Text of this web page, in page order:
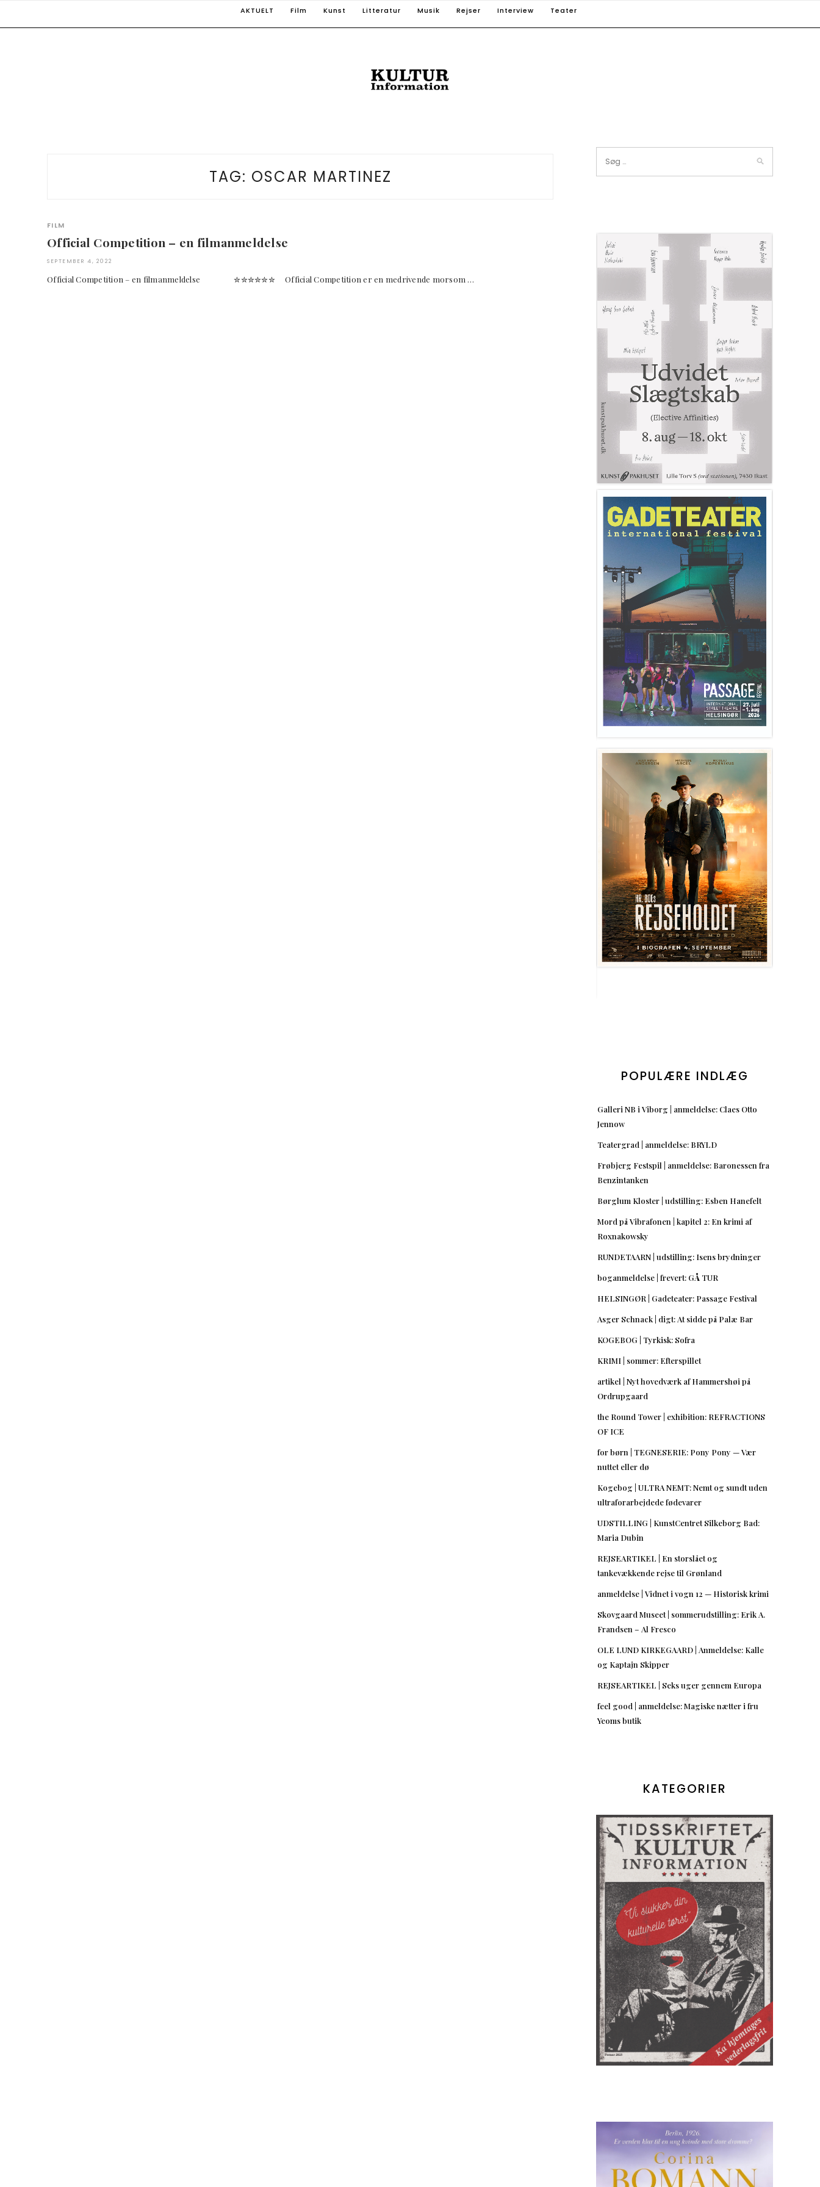
AKTUELT Film Kunst Litteratur Musik Rejser Interview Teater
TAG: OSCAR MARTINEZ
FILM
Official Competition – en filmanmeldelse
SEPTEMBER 4, 2022
Official Competition – en filmanmeldelse ✮✮✮✮✮✮ Official Competition er en medrivende morsom …
POPULÆRE INDLÆG
Galleri NB i Viborg | anmeldelse: Claes Otto
Jennow
Teatergrad | anmeldelse: BRYLD
Frøbjerg Festspil | anmeldelse: Baronessen fra
Benzintanken
Børglum Kloster | udstilling: Esben Hanefelt
Mord på Vibrafonen | kapitel 2: En krimi af
Roxnakowsky
RUNDETAARN | udstilling: Isens brydninger
boganmeldelse | frevert: GÅ TUR
HELSINGØR | Gadeteater: Passage Festival
Asger Schnack | digt: At sidde på Palæ Bar
KOGEBOG | Tyrkisk: Sofra
KRIMI | sommer: Efterspillet
artikel | Nyt hovedværk af Hammershøi på
Ordrupgaard
the Round Tower | exhibition: REFRACTIONS
OF ICE
for børn | TEGNESERIE: Pony Pony — Vær
nuttet eller dø
Kogebog | ULTRA NEMT: Nemt og sundt uden
ultraforarbejdede fødevarer
UDSTILLING | KunstCentret Silkeborg Bad:
Maria Dubin
REJSEARTIKEL | En storslået og
tankevækkende rejse til Grønland
anmeldelse | Vidnet i vogn 12 — Historisk krimi
Skovgaard Museet | sommerudstilling: Erik A.
Frandsen – Al Fresco
OLE LUND KIRKEGAARD | Anmeldelse: Kalle
og Kaptajn Skipper
REJSEARTIKEL | Seks uger gennem Europa
feel good | anmeldelse: Magiske nætter i fru
Yeoms butik
KATEGORIER